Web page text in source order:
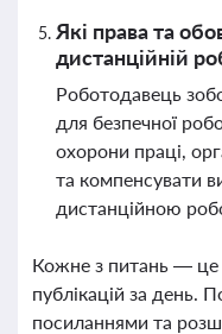
Які права та
дистанційній
Роботодавець
для безпечної
охорони праці,
та компенсувати
дистанційною
Кожне з питань — це
публікацій за день.
посиланнями та